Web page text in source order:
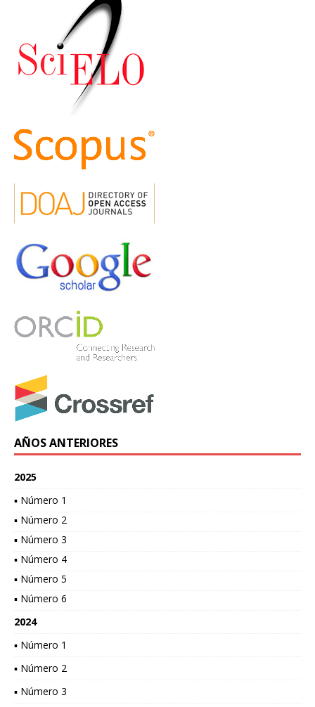
AÑOS ANTERIORES
2025
▪ Número 1
▪ Número 2
▪ Número 3
▪ Número 4
▪ Número 5
▪ Número 6
2024
▪ Número 1
▪ Número 2
▪ Número 3